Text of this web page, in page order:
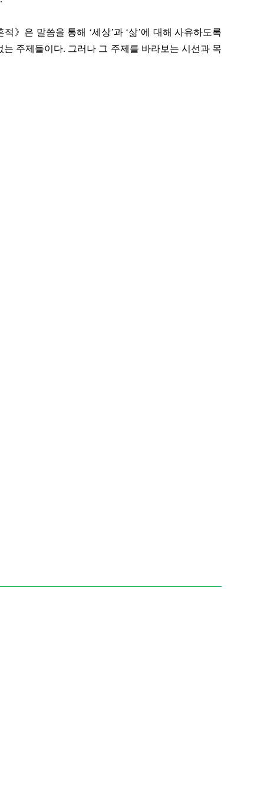
》은 말씀을 통해 ‘세상’과 ‘삶’에 대해 사유하도록
는 주제들이다. 그러나 그 주제를 바라보는 시선과 목